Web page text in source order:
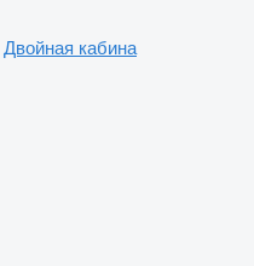
Двойная кабина